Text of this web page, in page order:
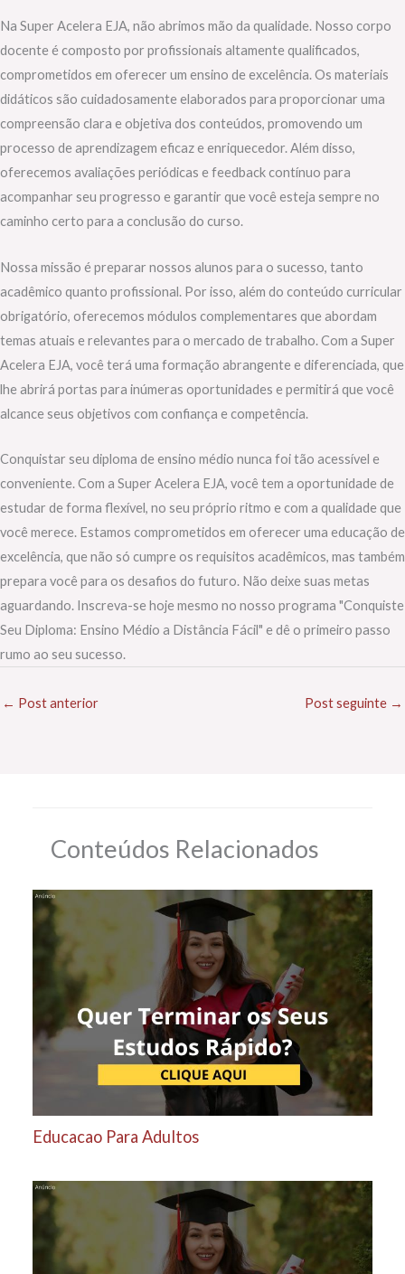
Na Super Acelera EJA, não abrimos mão da qualidade. Nosso corpo
docente é composto por profissionais altamente qualificados,
comprometidos em oferecer um ensino de excelência. Os materiais
didáticos são cuidadosamente elaborados para proporcionar uma
compreensão clara e objetiva dos conteúdos, promovendo um
processo de aprendizagem eficaz e enriquecedor. Além disso,
oferecemos avaliações periódicas e feedback contínuo para
acompanhar seu progresso e garantir que você esteja sempre no
caminho certo para a conclusão do curso.
Nossa missão é preparar nossos alunos para o sucesso, tanto
acadêmico quanto profissional. Por isso, além do conteúdo curricular
obrigatório, oferecemos módulos complementares que abordam
temas atuais e relevantes para o mercado de trabalho. Com a Super
Acelera EJA, você terá uma formação abrangente e diferenciada, que
lhe abrirá portas para inúmeras oportunidades e permitirá que você
alcance seus objetivos com confiança e competência.
Conquistar seu diploma de ensino médio nunca foi tão acessível e
conveniente. Com a Super Acelera EJA, você tem a oportunidade de
estudar de forma flexível, no seu próprio ritmo e com a qualidade que
você merece. Estamos comprometidos em oferecer uma educação de
excelência, que não só cumpre os requisitos acadêmicos, mas também
prepara você para os desafios do futuro. Não deixe suas metas
aguardando. Inscreva-se hoje mesmo no nosso programa "Conquiste
Seu Diploma: Ensino Médio a Distância Fácil" e dê o primeiro passo
rumo ao seu sucesso.
← Post anterior Post seguinte →
Conteúdos Relacionados
Educacao Para Adultos